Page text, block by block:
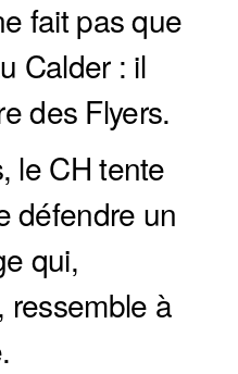
fait pas que
Calder : il
des Flyers.
le CH tente
défendre un
qui,
ressemble à